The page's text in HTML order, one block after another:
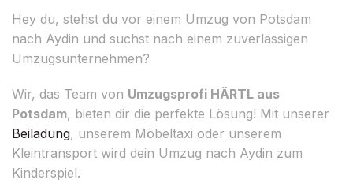
Hey du, stehst du vor einem Umzug von Potsdam
nach Aydin und suchst nach einem zuverlässigen
Umzugsunternehmen?
Wir, das Team von Umzugsprofi HÄRTL aus
Potsdam, bieten dir die perfekte Lösung! Mit unserer
Beiladung, unserem Möbeltaxi oder unserem
Kleintransport wird dein Umzug nach Aydin zum
Kinderspiel.